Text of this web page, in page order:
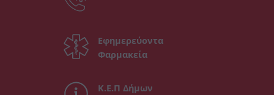
Εφημερεύοντα
Φαρμακεία
Κ.Ε.Π Δήμων